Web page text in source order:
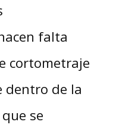
falta
cortometraje
dentro de la
se